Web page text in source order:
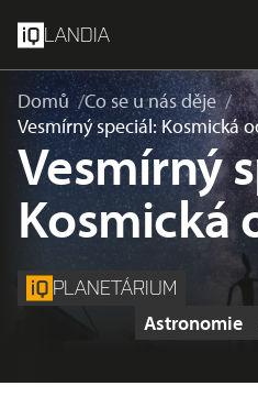
LANDIA
Domů
Co se u nás děje
Vesmírný speciál: Kosmická
Vesmírný
Kosmická
PLANETÁRIUM
Štítky
Astronomie